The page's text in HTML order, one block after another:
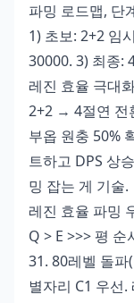
파밍 로드맵, 단
1) 초보: 2+2 임
30000. 3) 최종:
레진 효율 극대
2+2 → 4절연 전
부옵 원충 50%
트하고 DPS 상
밍 잡는 게 기술.
레진 효율 파밍
Q > E >>> 평
31. 80레벨 돌파
별자리 C1 우선